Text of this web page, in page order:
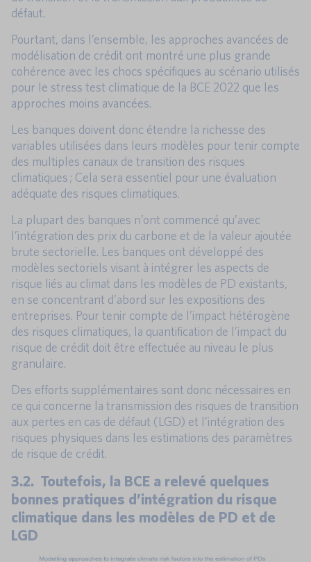
défaut.
Pourtant, dans l’ensemble, les approches avancées de
modélisation de crédit ont montré une plus grande
cohérence avec les chocs spécifiques au scénario utilisés
pour le stress test climatique de la BCE 2022 que les
approches moins avancées.
Les banques doivent donc étendre la richesse des
variables utilisées dans leurs modèles pour tenir compte
des multiples canaux de transition des risques
climatiques ; Cela sera essentiel pour une évaluation
adéquate des risques climatiques.
La plupart des banques n’ont commencé qu’avec
l’intégration des prix du carbone et de la valeur ajoutée
brute sectorielle. Les banques ont développé des
modèles sectoriels visant à intégrer les aspects de
risque liés au climat dans les modèles de PD existants,
en se concentrant d’abord sur les expositions des
entreprises. Pour tenir compte de l’impact hétérogène
des risques climatiques, la quantification de l’impact du
risque de crédit doit être effectuée au niveau le plus
granulaire.
Des efforts supplémentaires sont donc nécessaires en
ce qui concerne la transmission des risques de transition
aux pertes en cas de défaut (LGD) et l’intégration des
risques physiques dans les estimations des paramètres
de risque de crédit.
3.2. Toutefois, la BCE a relevé quelques
bonnes pratiques d’intégration du risque
climatique dans les modèles de PD et de
LGD